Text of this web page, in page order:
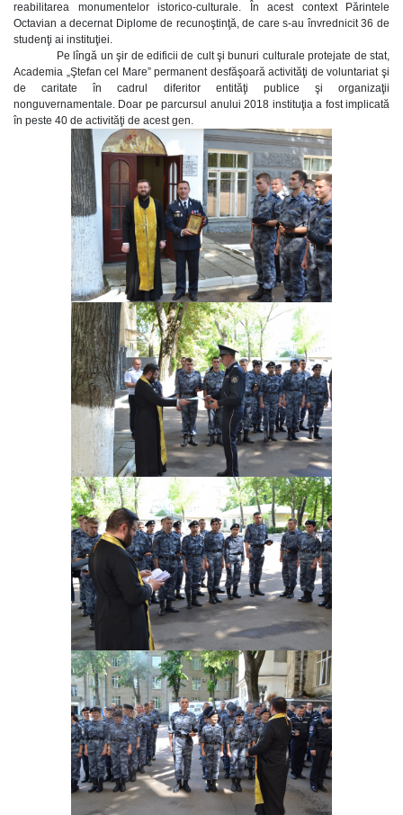
reabilitarea monumentelor istorico-culturale. În acest context Părintele
Octavian a decernat Diplome de recunoştinţă, de care s-au învrednicit 36 de
studenţi ai instituţiei.
Pe lîngă un şir de edificii de cult şi bunuri culturale protejate de stat,
Academia „Ştefan cel Mare” permanent desfăşoară activităţi de voluntariat şi
de caritate în cadrul diferitor entităţi publice şi organizaţii
nonguvernamentale. Doar pe parcursul anului 2018 instituţia a fost implicată
în peste 40 de activităţi de acest gen.